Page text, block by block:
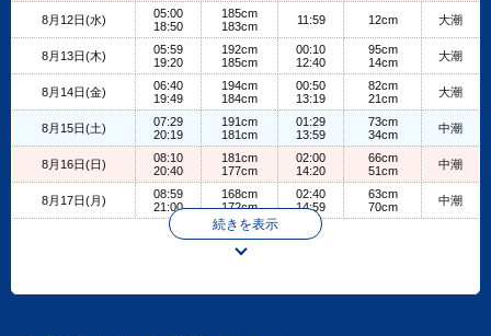
8月12日(水)
05:00
18:50
185cm
183cm
11:59 12cm 大潮
8月13日(木)
05:59
19:20
192cm
185cm
00:10
12:40
95cm
14cm
大潮
8月14日(金)
06:40
19:49
194cm
184cm
00:50
13:19
82cm
21cm
大潮
8月15日(土)
07:29
20:19
191cm
181cm
01:29
13:59
73cm
34cm
中潮
8月16日(日)
08:10
20:40
181cm
177cm
02:00
14:20
66cm
51cm
中潮
8月17日(月)
08:59
21:00
168cm
172cm
02:40
14:59
63cm
70cm
中潮
続きを表示